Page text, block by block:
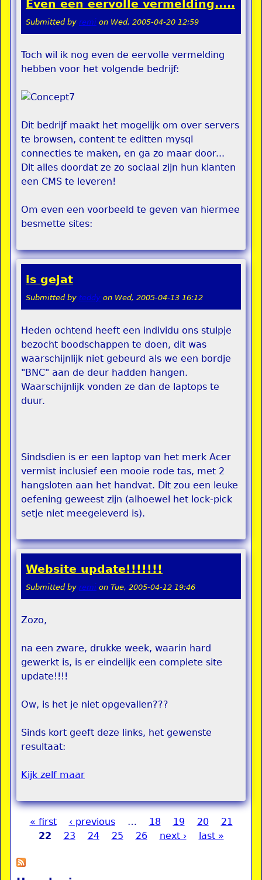
Even een eervolle vermelding.....
Submitted by remi on Wed, 2005-04-20 12:59
Toch wil ik nog even de eervolle vermelding
hebben voor het volgende bedrijf:
Dit bedrijf maakt het mogelijk om over servers
te browsen, content te editten mysql
connecties te maken, en ga zo maar door...
Dit alles doordat ze zo sociaal zijn hun klanten
een CMS te leveren!
Om even een voorbeeld te geven van hiermee
besmette sites:
is gejat
Submitted by teddy on Wed, 2005-04-13 16:12
Heden ochtend heeft een individu ons stulpje
bezocht boodschappen te doen, dit was
waarschijnlijk niet gebeurd als we een bordje
"BNC" aan de deur hadden hangen.
Waarschijnlijk vonden ze dan de laptops te
duur.
Sindsdien is er een laptop van het merk Acer
vermist inclusief een mooie rode tas, met 2
hangsloten aan het handvat. Dit zou een leuke
oefening geweest zijn (alhoewel het lock-pick
setje niet meegeleverd is).
Website update!!!!!!!
Submitted by remi on Tue, 2005-04-12 19:46
Zozo,
na een zware, drukke week, waarin hard
gewerkt is, is er eindelijk een complete site
update!!!!
Ow, is het je niet opgevallen???
Sinds kort geeft deze links, het gewenste
resultaat:
Kijk zelf maar
Pages
« first ‹ previous … 18 19 20
21
22
23 24 25 26 next › last »